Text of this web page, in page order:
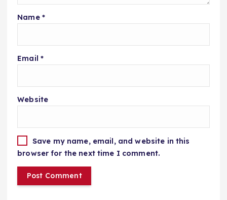
Name *
Email *
Website
Save my name, email, and website in this
browser for the next time I comment.